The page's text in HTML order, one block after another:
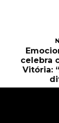
celebra
Vitória: